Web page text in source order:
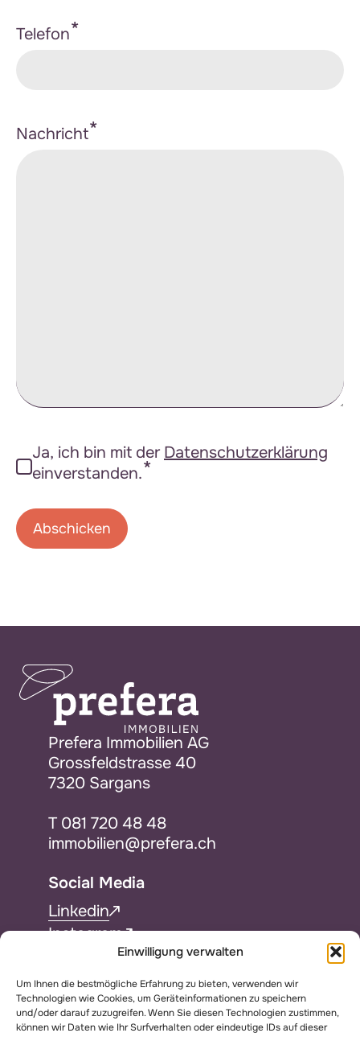
Einwilligung verwalten
Um Ihnen die bestmögliche Erfahrung zu bieten, verwenden wir
Technologien wie Cookies, um Geräteinformationen zu speichern
und/oder darauf zuzugreifen. Wenn Sie diesen Technologien zustimmen,
können wir Daten wie Ihr Surfverhalten oder eindeutige IDs auf dieser
Telefon*
Nachricht*
Datenschutzerklärung*
Ja, ich bin mit der Datenschutzerklärung
einverstanden.*
Abschicken
Prefera Immobilien AG
Grossfeldstrasse 40
7320 Sargans
T 081 720 48 48
immobilien@prefera.ch
Social Media
Linkedin
Instagram
Facebook
Services
Downloads